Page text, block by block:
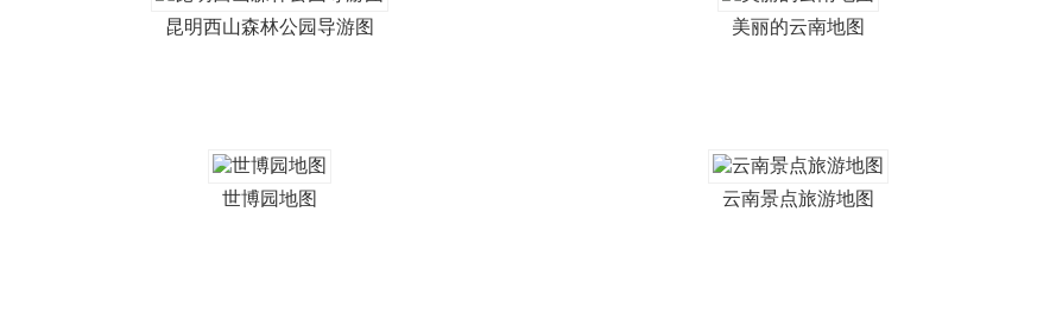
昆明西山森林公园导游图 美丽的云南地图
世博园地图 云南景点旅游地图